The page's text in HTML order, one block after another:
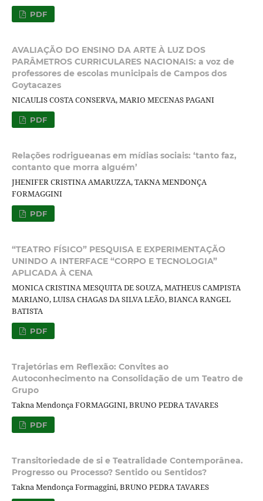
PDF
AVALIAÇÃO DO ENSINO DA ARTE À LUZ DOS
PARÂMETROS CURRICULARES NACIONAIS: a voz de
professores de escolas municipais de Campos dos
Goytacazes
NICAULIS COSTA CONSERVA, MARIO MECENAS PAGANI
PDF
Relações rodrigueanas em mídias sociais: ‘tanto faz,
contanto que morra alguém’
JHENIFER CRISTINA AMARUZZA, TAKNA MENDONÇA
FORMAGGINI
PDF
“TEATRO FÍSICO” PESQUISA E EXPERIMENTAÇÃO
UNINDO A INTERFACE “CORPO E TECNOLOGIA”
APLICADA À CENA
MONICA CRISTINA MESQUITA DE SOUZA, MATHEUS CAMPISTA
MARIANO, LUISA CHAGAS DA SILVA LEÃO, BIANCA RANGEL
BATISTA
PDF
Trajetórias em Reflexão: Convites ao
Autoconhecimento na Consolidação de um Teatro de
Grupo
Takna Mendonça FORMAGGINI, BRUNO PEDRA TAVARES
PDF
Transitoriedade de si e Teatralidade Contemporânea.
Progresso ou Processo? Sentido ou Sentidos?
Takna Mendonça Formaggini, BRUNO PEDRA TAVARES